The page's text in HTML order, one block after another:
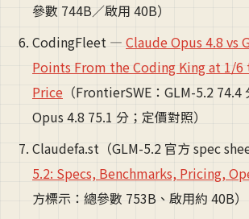
參數 744B／啟用 40B）
CodingFleet — Claude Opus 4.8 vs
Points From the Coding King at 1/6
Price （FrontierSWE：GLM-5.2 74.4
Opus 4.8 75.1 分；定價對照）
Claudefa.st（GLM-5.2 官方 spec
5.2: Specs, Benchmarks, Pricing,
方標示：總參數 753B、啟用約 40B）